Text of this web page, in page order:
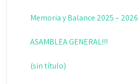
Memoria y Balance 2025 – 2026
ASAMBLEA GENERAL!!!
(sin título)